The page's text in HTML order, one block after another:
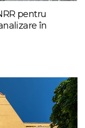
pentru
în